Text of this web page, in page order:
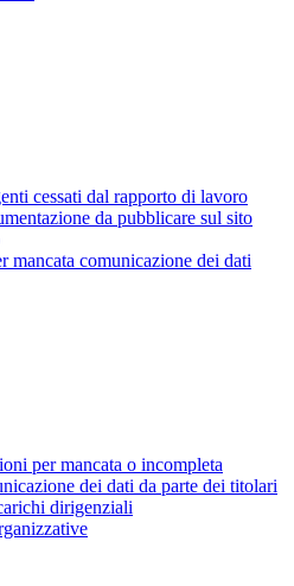
cessati dal rapporto di lavoro
da pubblicare sul sito
mancata comunicazione dei dati
per mancata o incompleta
dei dati da parte dei titolari
dirigenziali